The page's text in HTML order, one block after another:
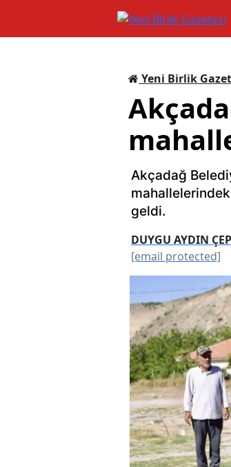
Yeni Birlik
Akçadağ
geldi.
DUYGU AYDIN
[email protected]